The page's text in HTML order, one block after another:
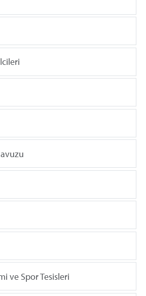
ve Spor Tesisleri